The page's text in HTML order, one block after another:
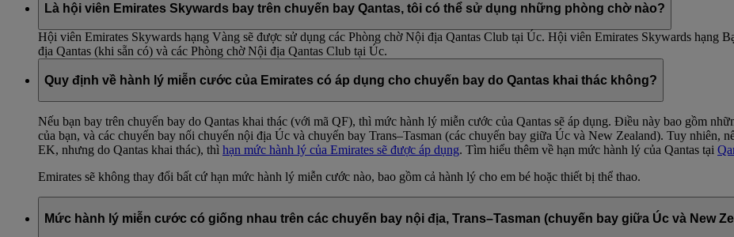
Là hội viên Emirates Skywards bay trên chuyến bay Qantas, tôi có thể sử dụng những phòng chờ nào?
Hội viên Emirates Skywards hạng Vàng sẽ được sử dụng các Phòng chờ Nội địa Qantas Club tại Úc. Hội viên Emirates Skywards hạng
địa Qantas (khi sẵn có) và các Phòng chờ Nội địa Qantas Club tại Úc.
Quy định về hành lý miễn cước của Emirates có áp dụng cho chuyến bay do Qantas khai thác không?
Nếu bạn bay trên chuyến bay do Qantas khai thác (với mã QF), thì mức hành lý miễn cước của Qantas sẽ áp dụng. Điều này bao gồm
của bạn, và các chuyến bay nối chuyến nội địa Úc và chuyến bay Trans–Tasman (các chuyến bay giữa Úc và New Zealand). Tuy nhiên,
EK, nhưng do Qantas khai thác), thì hạn mức hành lý của Emirates sẽ được áp dụng. Tìm hiểu thêm về hạn mức hành lý của Qantas tại
Emirates sẽ không thay đổi bất cứ hạn mức hành lý miễn cước nào, bao gồm cả hành lý cho em bé hoặc thiết bị thể thao.
Mức hành lý miễn cước có giống nhau trên các chuyến bay nội địa, Trans–Tasman (chuyến bay giữa Úc và New